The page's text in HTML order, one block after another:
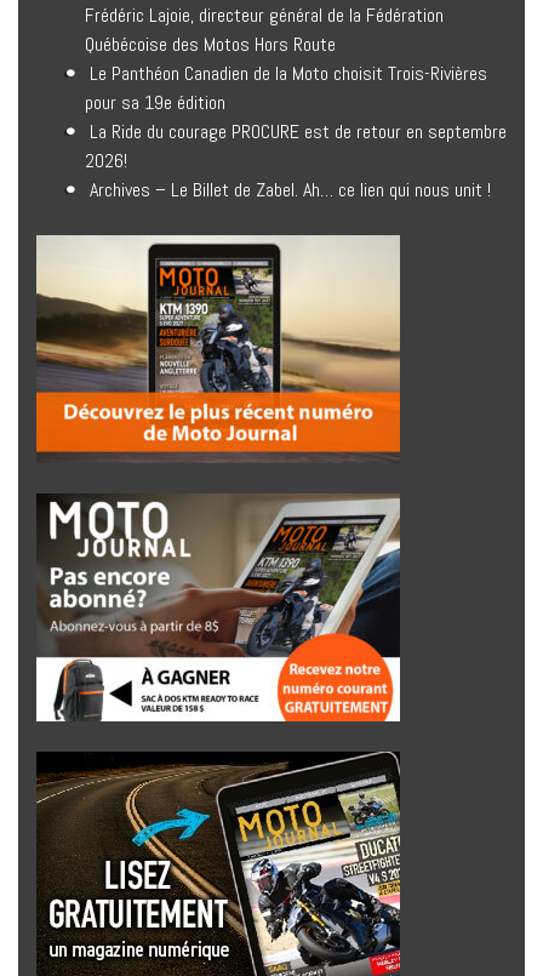
Frédéric Lajoie, directeur général de la Fédération
Québécoise des Motos Hors Route
Le Panthéon Canadien de la Moto choisit Trois-Rivières
pour sa 19e édition
La Ride du courage PROCURE est de retour en septembre
2026!
Archives – Le Billet de Zabel. Ah… ce lien qui nous unit !